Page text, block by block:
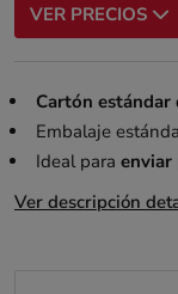
VER PRECIOS
Cartón estándar
Embalaje
Ideal para enviar
Ver descripción